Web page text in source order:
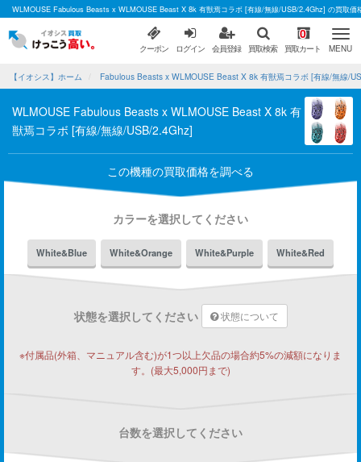
WLMOUSE Fabulous Beasts x WLMOUSE Beast X 8k 有獣焉コラボ [有線/無線/USB/2.4Ghz] の買取価
クーポン ログイン 会員登録 買取検索
0
買取カート MENU
【イオシス】ホーム Fabulous Beasts x WLMOUSE Beast X 8k 有獣焉コラボ [有線/無線/
WLMOUSE Fabulous Beasts x WLMOUSE Beast X 8k 有
獣焉コラボ [有線/無線/USB/2.4Ghz]
この機種の買取価格を調べる
カラーを選択してください
White&Blue White&Orange White&Purple White&Red
状態を選択してください 状態について
※付属品(外箱、マニュアル含む)が1つ以上欠品の場合約5%の減額になりま
す。(最大5,000円まで)
台数を選択してください